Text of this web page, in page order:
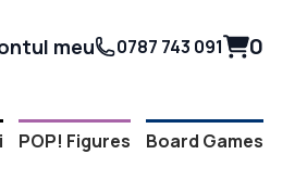
meu 0787 743 091 0
POP! Figures Board Games